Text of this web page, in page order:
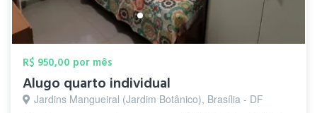
R$ 950,00 por mês
Alugo quarto individual
Jardins Mangueiral (Jardim Botânico), Brasília - DF